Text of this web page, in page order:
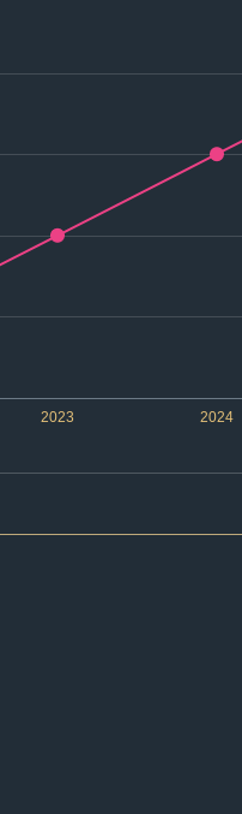
2023 2024